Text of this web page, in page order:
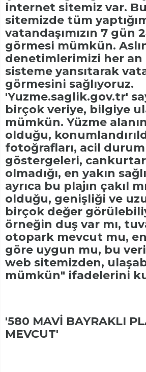
internet sitemiz var.
sitemizde tüm
vatandaşımızın 7 gün
görmesi mümkün.
denetimlerimizi her an
sisteme yansıtarak
görmesini sağlıyoruz.
'Yuzme.saglik.gov.tr'
birçok veriye, bilgiye
mümkün. Yüzme
olduğu,
fotoğrafları, acil durum
göstergeleri,
olmadığı, en yakın
ayrıca bu plajın çakıl
olduğu, genişliği ve
birçok değer
örneğin duş var mı,
otopark mevcut mu,
göre uygun mu, bu
web sitemizden,
mümkün" ifadelerini
'580 MAVİ BAYRAKLI
MEVCUT'